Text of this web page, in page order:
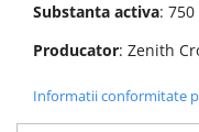
Substanta activa:
Producator: Zenith
Informatii conformitate